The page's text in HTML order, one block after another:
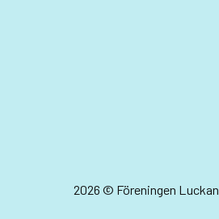
2026 © Föreningen Luckan